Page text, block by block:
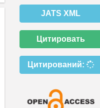
JATS XML
Цитировать
Цитирований: